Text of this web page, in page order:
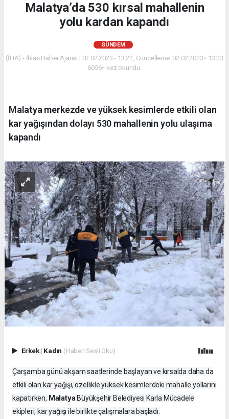
Malatya’da 530 kırsal mahallenin
yolu kardan kapandı
GÜNDEM
(İHA) - İhlas Haber Ajansı | 02.02.2023 - 13:22, Güncelleme: 02.02.2023 - 13:23
6056+ kez okundu.
Malatya merkezde ve yüksek kesimlerde etkili olan
kar yağışından dolayı 530 mahallenin yolu ulaşıma
kapandı
Erkek| Kadın (Haberi Sesli Oku)
Çarşamba günü akşam saatlerinde başlayan ve kırsalda daha da
etkili olan kar yağışı, özellikle yüksek kesimlerdeki mahalle yollarını
kapatırken, Malatya Büyükşehir Belediyesi Karla Mücadele
ekipleri, kar yağışı ile birlikte çalışmalara başladı.